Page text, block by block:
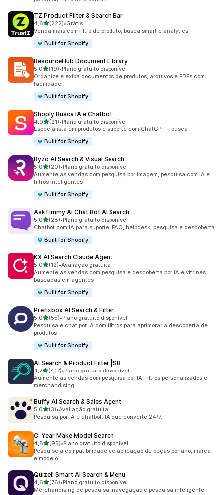
TZ Product Filter & Search Bar
4,6de 5 estrelas
(222)
222 avaliações ao todo
•Grátis
Venda mais com filtro de produto, busca smart e analytics
Built for Shopify
ResourceHub Document Library
5,0de 5 estrelas
(19)
19 avaliações ao todo
•Plano gratuito disponível
Organize e exiba documentos de produtos, arquivos e PDFs com
facilidade
Built for Shopify
Shoply Busca IA e Chatbot
4,9de 5 estrelas
(21)
21 avaliações ao todo
•Plano gratuito disponível
Especialista em produtos e suporte com ChatGPT + busca
Built for Shopify
Ryzo AI Search & Visual Search
5,0de 5 estrelas
(20)
20 avaliações ao todo
•Plano gratuito disponível
Aumente as vendas com pesquisa por imagem, pesquisa com IA e
filtros inteligentes
Built for Shopify
AskTimmy AI Chat Bot AI Search
5,0de 5 estrelas
(28)
28 avaliações ao todo
•Plano gratuito disponível
Chatbot com IA para suporte, FAQ, helpdesk, pesquisa e descoberta
Built for Shopify
KX AI Search Claude Agent
5,0de 5 estrelas
(12)
12 avaliações ao todo
•Avaliação gratuita
Aumente as vendas com pesquisa e descoberta por IA e vitrines
baseadas em agentes
Built for Shopify
Prefixbox AI Search & Filter
5,0de 5 estrelas
(55)
55 avaliações ao todo
•Plano gratuito disponível
Pesquisa e chat por IA com filtros para aprimorar a descoberta de
produtos
Built for Shopify
AI Search & Product Filter |SB
4,7de 5 estrelas
(417)
417 avaliações ao todo
•Plano gratuito disponível
Aumente as vendas com pesquisa por IA, filtros personalizados e
merchandising.
Buffy AI Search & Sales Agent
5,0de 5 estrelas
(3)
3 avaliações ao todo
•Avaliação gratuita
Pesquisa por IA e chatbot. IA que converte 24/7.
C: Year Make Model Search
4,8de 5 estrelas
(95)
95 avaliações ao todo
•Plano gratuito disponível
Pesquise a compatibilidade de aplicação de peças por ano, marca
e modelo.
Quizell Smart AI Search & Menu
4,6de 5 estrelas
(76)
76 avaliações ao todo
•Plano gratuito disponível
Merchandising de pesquisa, navegação e pesquisa inteligente